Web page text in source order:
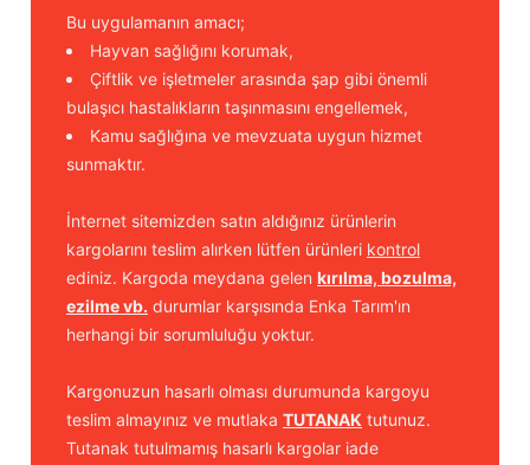
Bu uygulamanın amacı;
Hayvan sağlığını korumak,
Çiftlik ve işletmeler arasında şap gibi önemli
bulaşıcı hastalıkların taşınmasını engellemek,
Kamu sağlığına ve mevzuata uygun hizmet
sunmaktır.
İnternet sitemizden satın aldığınız ürünlerin
kargolarını teslim alırken lütfen ürünleri kontrol
ediniz. Kargoda meydana gelen kırılma, bozulma,
ezilme vb. durumlar karşısında Enka Tarım'ın
herhangi bir sorumluluğu yoktur.
Kargonuzun hasarlı olması durumunda kargoyu
teslim almayınız ve mutlaka TUTANAK tutunuz.
Tutanak tutulmamış hasarlı kargolar iade